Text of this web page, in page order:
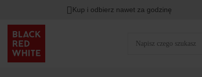
Kup i odbierz nawet za godzinę